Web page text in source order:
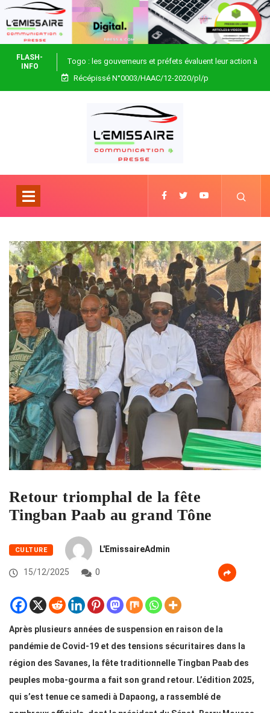
FLASH-
INFO
Togo : les gouverneurs et préfets évaluent leur action à
Blitta
Récépissé N°0003/HAAC/12-2020/pl/p
Retour triomphal de la fête
Tingban Paab au grand Tône
CULTURE L'EmissaireAdmin
15/12/2025 0
Après plusieurs années de suspension en raison de la
pandémie de Covid-19 et des tensions sécuritaires dans la
région des Savanes, la fête traditionnelle Tingban Paab des
peuples moba-gourma a fait son grand retour. L’édition 2025,
qui s’est tenue ce samedi à Dapaong, a rassemblé de